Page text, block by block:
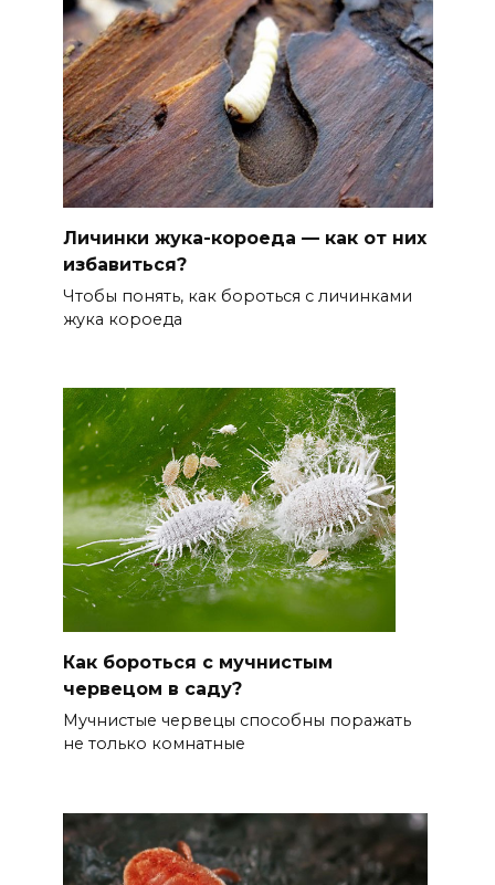
Личинки жука-короеда — как от них
избавиться?
Чтобы понять, как бороться с личинками
жука короеда
Как бороться с мучнистым
червецом в саду?
Мучнистые червецы способны поражать
не только комнатные